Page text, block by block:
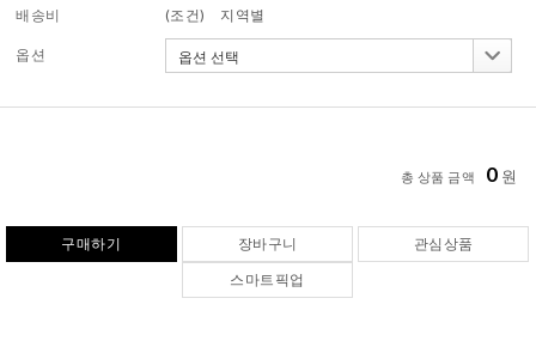
배송비 (조건) 지역별
옵션
총 상품 금액 0 원
구매하기 장바구니
관심상품
스마트픽업